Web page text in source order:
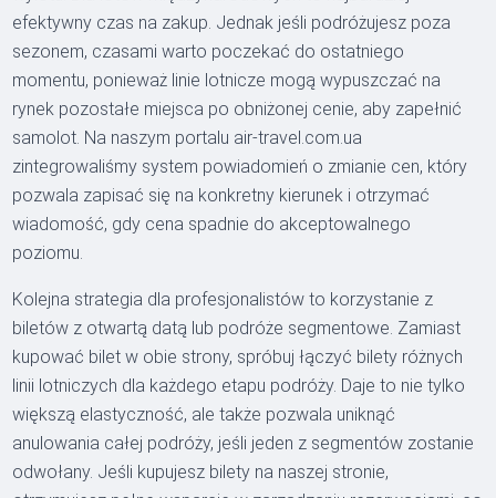
efektywny czas na zakup. Jednak jeśli podróżujesz poza
sezonem, czasami warto poczekać do ostatniego
momentu, ponieważ linie lotnicze mogą wypuszczać na
rynek pozostałe miejsca po obniżonej cenie, aby zapełnić
samolot. Na naszym portalu air-travel.com.ua
zintegrowaliśmy system powiadomień o zmianie cen, który
pozwala zapisać się na konkretny kierunek i otrzymać
wiadomość, gdy cena spadnie do akceptowalnego
poziomu.
Kolejna strategia dla profesjonalistów to korzystanie z
biletów z otwartą datą lub podróże segmentowe. Zamiast
kupować bilet w obie strony, spróbuj łączyć bilety różnych
linii lotniczych dla każdego etapu podróży. Daje to nie tylko
większą elastyczność, ale także pozwala uniknąć
anulowania całej podróży, jeśli jeden z segmentów zostanie
odwołany. Jeśli kupujesz bilety na naszej stronie,